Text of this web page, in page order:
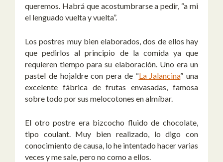
queremos. Habrá que acostumbrarse a pedir, “a mi
el lenguado vuelta y vuelta”.
Los postres muy bien elaborados, dos de ellos hay
que pedirlos al principio de la comida ya que
requieren tiempo para su elaboración. Uno era un
pastel de hojaldre con pera de “La Jalancina” una
excelente fábrica de frutas envasadas, famosa
sobre todo por sus melocotones en almíbar.
El otro postre era bizcocho fluido de chocolate,
tipo coulant. Muy bien realizado, lo digo con
conocimiento de causa, lo he intentado hacer varias
veces y me sale, pero no como a ellos.